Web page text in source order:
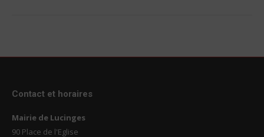
Contact et horaires
Mairie de Lucinges
90 Place de l'Eglise